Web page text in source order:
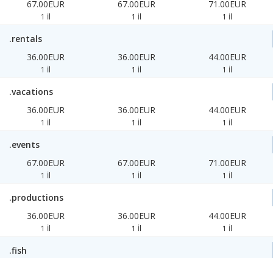
67.00EUR
1 İl
67.00EUR
1 İl
71.00EUR
1 İl
.rentals
36.00EUR
1 İl
36.00EUR
1 İl
44.00EUR
1 İl
.vacations
36.00EUR
1 İl
36.00EUR
1 İl
44.00EUR
1 İl
.events
67.00EUR
1 İl
67.00EUR
1 İl
71.00EUR
1 İl
.productions
36.00EUR
1 İl
36.00EUR
1 İl
44.00EUR
1 İl
.fish